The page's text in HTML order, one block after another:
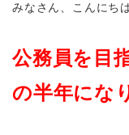
みなさん、こんにちは
公務員を目
の半年にな